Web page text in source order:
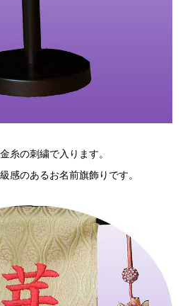
糸の刺繍で入ります。
感のあるお名前旗飾りです。